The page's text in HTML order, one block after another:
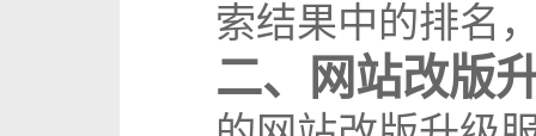
索结果中的排名
二、网站改版